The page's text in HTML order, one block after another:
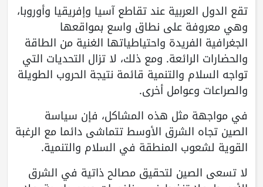
تقع الدول العربية عند تقاطع آسيا وإفريقيا وأوروبا،
وهي معروفة على نطاق واسع بمواقعها
الجغرافية الفريدة واحتياطياتها الغنية من الطاقة
والحضارات الرائعة. ومع ذلك، لا تزال التحديات التي
تواجه السلام والتنمية قائمة نتيجة الحروب الطويلة
والصراعات وعوامل أخرى.
في مواجهة مثل هذه المشاكل، فإن سياسة
الصين تجاه الشرق الأوسط تتماشى دائما مع الرغبة
القوية لشعوب المنطقة في السلام والتنمية.
لا تسعى الصين لتحقيق مصالح ذاتية في الشرق